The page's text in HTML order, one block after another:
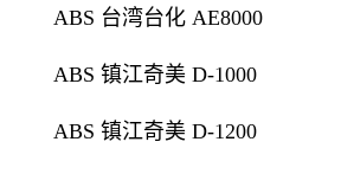
ABS 台湾台化 AE8000
ABS 镇江奇美 D-1000
ABS 镇江奇美 D-1200